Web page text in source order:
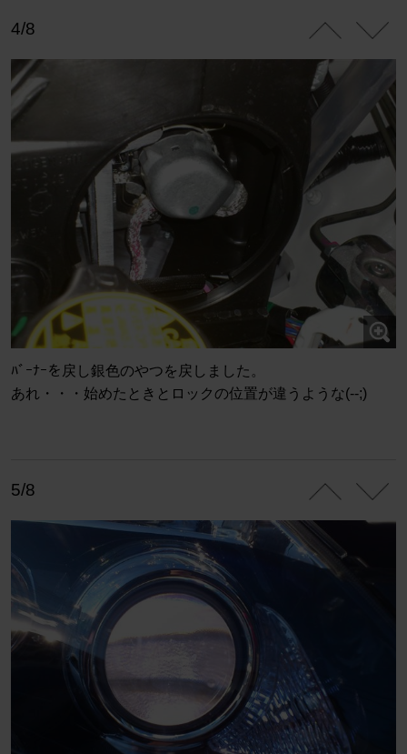
4/8
ﾊﾞｰﾅｰを戻し銀色のやつを戻しました。
あれ・・・始めたときとロックの位置が違うような(--;)
5/8